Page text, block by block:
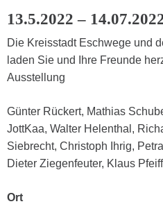
13.5.2022 –
Die Kreisstadt Eschwege und
laden Sie und Ihre Freunde
Ausstellung
Günter Rückert, Mathias
JottKaa, Walter Helenthal,
Siebrecht, Christoph Ihrig,
Dieter Ziegenfeuter, Klaus
Ort